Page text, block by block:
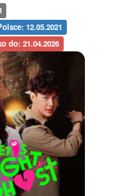
12.05.2021
do: 21.04.2026